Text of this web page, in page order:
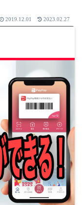
2019.12.01 2023.02.27